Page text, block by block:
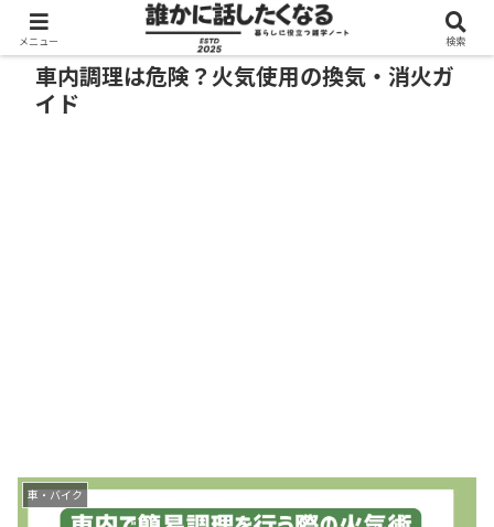
車内調理は危険？火気使用の換気・消火ガ
イド
車・バイク
メニュー 検索